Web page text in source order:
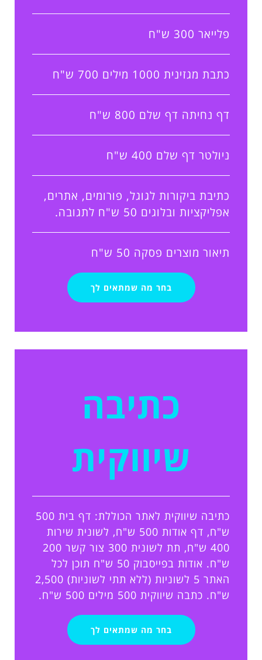
פלייאר 300 ש"ח
כתבת מגזינית 1000 מילים 700 ש"ח
דף נחיתה דף שלם 800 ש"ח
ניולטר דף שלם 400 ש"ח
כתיבת ביקורות לגוגל, פורומים, אתרים,
אפליקציות ובלוגים 50 ש"ח לתגובה.
תיאור מוצרים פסקה 50 ש"ח
בחר מה שמתאים לך
כתיבה
שיווקית
כתיבה שיווקית לאתר הכוללת: דף בית 500
ש"ח, דף אודות 500 ש"ח, לשונית שירות
400 ש"ח, תת לשונית 300 צור קשר 200
ש"ח. אודות בפייסבוק 50 ש"ח תוכן לכל
האתר 5 לשוניות (ללא תתי לשוניות) 2,500
ש"ח. כתבה שיווקית 500 מילים 500 ש"ח.
בחר מה שמתאים לך